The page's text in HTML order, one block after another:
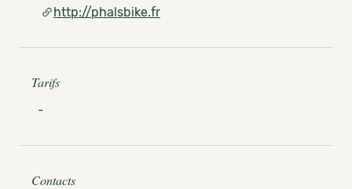
http://phalsbike.fr
Tarifs
-
Contacts